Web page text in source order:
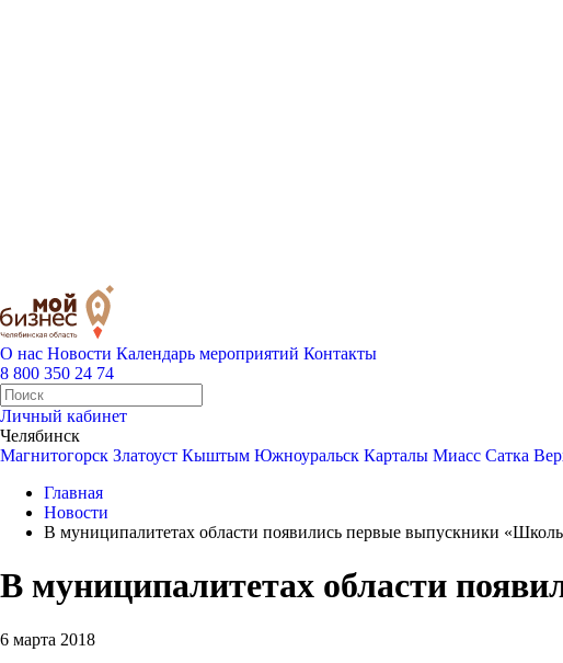
О нас Новости Календарь мероприятий Контакты
8 800 350 24 74
Личный кабинет
Челябинск
Магнитогорск Златоуст Кыштым Южноуральск Карталы Миасс Сатка
Главная
Новости
В муниципалитетах области появились первые выпускники
В муниципалитетах области
6 марта 2018